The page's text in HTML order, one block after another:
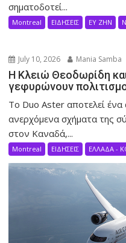
σηματοδοτεί...
Montreal ΕΙΔΗΣΕΙΣ ΕΥ ΖΗΝ
July 10, 2026 Mania Samba
Η Κλειώ Θεοδωρίδη
γεφυρώνουν
Το Duo Aster αποτελεί
ανερχόμενα σχήματα της
στον Καναδά,...
Montreal ΕΙΔΗΣΕΙΣ ΕΛΛΑΔΑ -